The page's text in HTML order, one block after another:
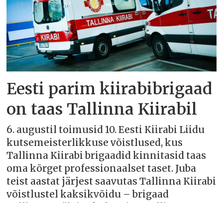
Eesti parim kiirabibrigaad
on taas Tallinna Kiirabil
6. augustil toimusid 10. Eesti Kiirabi Liidu
kutsemeisterlikkuse võistlused, kus
Tallinna Kiirabi brigaadid kinnitasid taas
oma kõrget professionaalset taset. Juba
teist aastat järjest saavutas Tallinna Kiirabi
võistlustel kaksikvõidu – brigaad